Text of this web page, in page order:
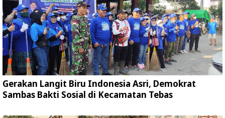
Gerakan Langit Biru Indonesia Asri, Demokrat
Sambas Bakti Sosial di Kecamatan Tebas